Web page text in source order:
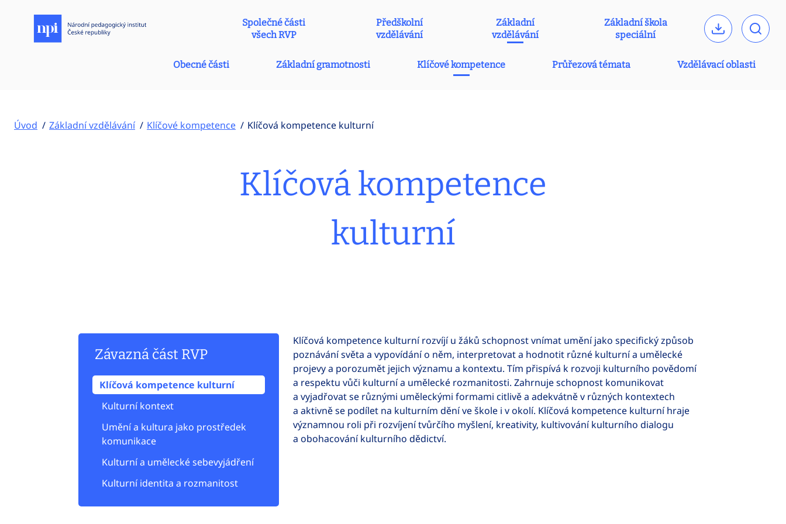
Společné části
všech RVP
Předškolní
vzdělávání
Základní
vzdělávání
Základní škola
speciální
Obecné části Základní gramotnosti Klíčové kompetence Průřezová témata Vzdělávací oblasti
Úvod Základní vzdělávání Klíčové kompetence Klíčová kompetence kulturní
Klíčová kompetence
kulturní
Závazná část RVP
Klíčová kompetence kulturní
Kulturní kontext
Umění a kultura jako prostředek
komunikace
Kulturní a umělecké sebevyjádření
Kulturní identita a rozmanitost
Klíčová kompetence kulturní rozvíjí u žáků schopnost vnímat umění jako specifický způsob
poznávání světa a vypovídání o něm, interpretovat a hodnotit různé kulturní a umělecké
projevy a porozumět jejich významu a kontextu. Tím přispívá k rozvoji kulturního povědomí
a respektu vůči kulturní a umělecké rozmanitosti. Zahrnuje schopnost komunikovat
a vyjadřovat se různými uměleckými formami citlivě a adekvátně v různých kontextech
a aktivně se podílet na kulturním dění ve škole i v okolí. Klíčová kompetence kulturní hraje
významnou roli při rozvíjení tvůrčího myšlení, kreativity, kultivování kulturního dialogu
a obohacování kulturního dědictví.